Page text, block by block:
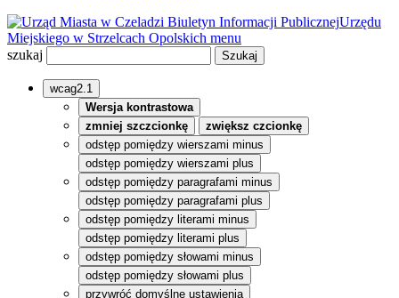
Biuletyn Informacji PublicznejUrzędu
Miejskiego w Strzelcach Opolskich menu
szukaj
wcag2.1
Wersja kontrastowa
zmniej szczcionkę
zwiększ czcionkę
odstęp pomiędzy wierszami minus
odstęp pomiędzy wierszami plus
odstęp pomiędzy paragrafami minus
odstęp pomiędzy paragrafami plus
odstęp pomiędzy literami minus
odstęp pomiędzy literami plus
odstęp pomiędzy słowami minus
odstęp pomiędzy słowami plus
przywróć domyślne ustawienia